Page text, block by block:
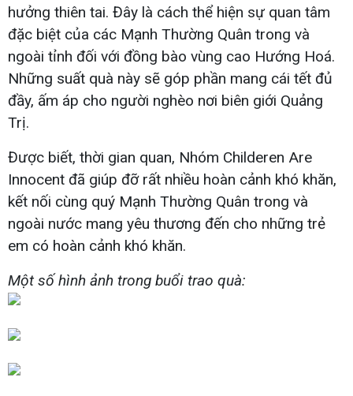
hưởng thiên tai. Đây là cách thể hiện sự quan tâm
đặc biệt của các Mạnh Thường Quân trong và
ngoài tỉnh đối với đồng bào vùng cao Hướng Hoá.
Những suất quà này sẽ góp phần mang cái tết đủ
đầy, ấm áp cho người nghèo nơi biên giới Quảng
Trị.
Được biết, thời gian quan, Nhóm Childeren Are
Innocent đã giúp đỡ rất nhiều hoàn cảnh khó khăn,
kết nối cùng quý Mạnh Thường Quân trong và
ngoài nước mang yêu thương đến cho những trẻ
em có hoàn cảnh khó khăn.
Một số hình ảnh trong buổi trao quà: